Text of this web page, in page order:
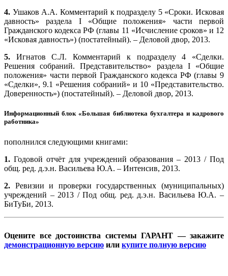
4. Ушаков А.А. Комментарий к подразделу 5 «Сроки. Исковая
давность» раздела I «Общие положения» части первой
Гражданского кодекса РФ (главы 11 «Исчисление сроков» и 12
«Исковая давность») (постатейный). – Деловой двор, 2013.
5. Игнатов С.Л. Комментарий к подразделу 4 «Сделки.
Решения собраний. Представительство» раздела I «Общие
положения» части первой Гражданского кодекса РФ (главы 9
«Сделки», 9.1 «Решения собраний» и 10 «Представительство.
Доверенность») (постатейный). – Деловой двор, 2013.
Информационный блок «Большая библиотека бухгалтера и кадрового
работника»
пополнился следующими книгами:
1. Годовой отчёт для учреждений образования – 2013 / Под
общ. ред. д.э.н. Васильева Ю.А. – Интенсив, 2013.
2. Ревизии и проверки государственных (муниципальных)
учреждений – 2013 / Под общ. ред. д.э.н. Васильева Ю.А. –
БиТуБи, 2013.
Оцените все достоинства системы ГАРАНТ — закажите
демонстрационную версию или купите полную версию